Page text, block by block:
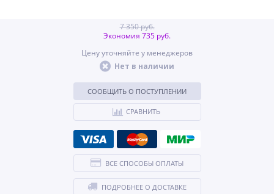
7 350 руб.
Экономия 735 руб.
Цену уточняйте у менеджеров
Нет в наличии
СООБЩИТЬ О ПОСТУПЛЕНИИ
СРАВНИТЬ
ВСЕ СПОСОБЫ ОПЛАТЫ
ПОДРОБНЕЕ О ДОСТАВКЕ